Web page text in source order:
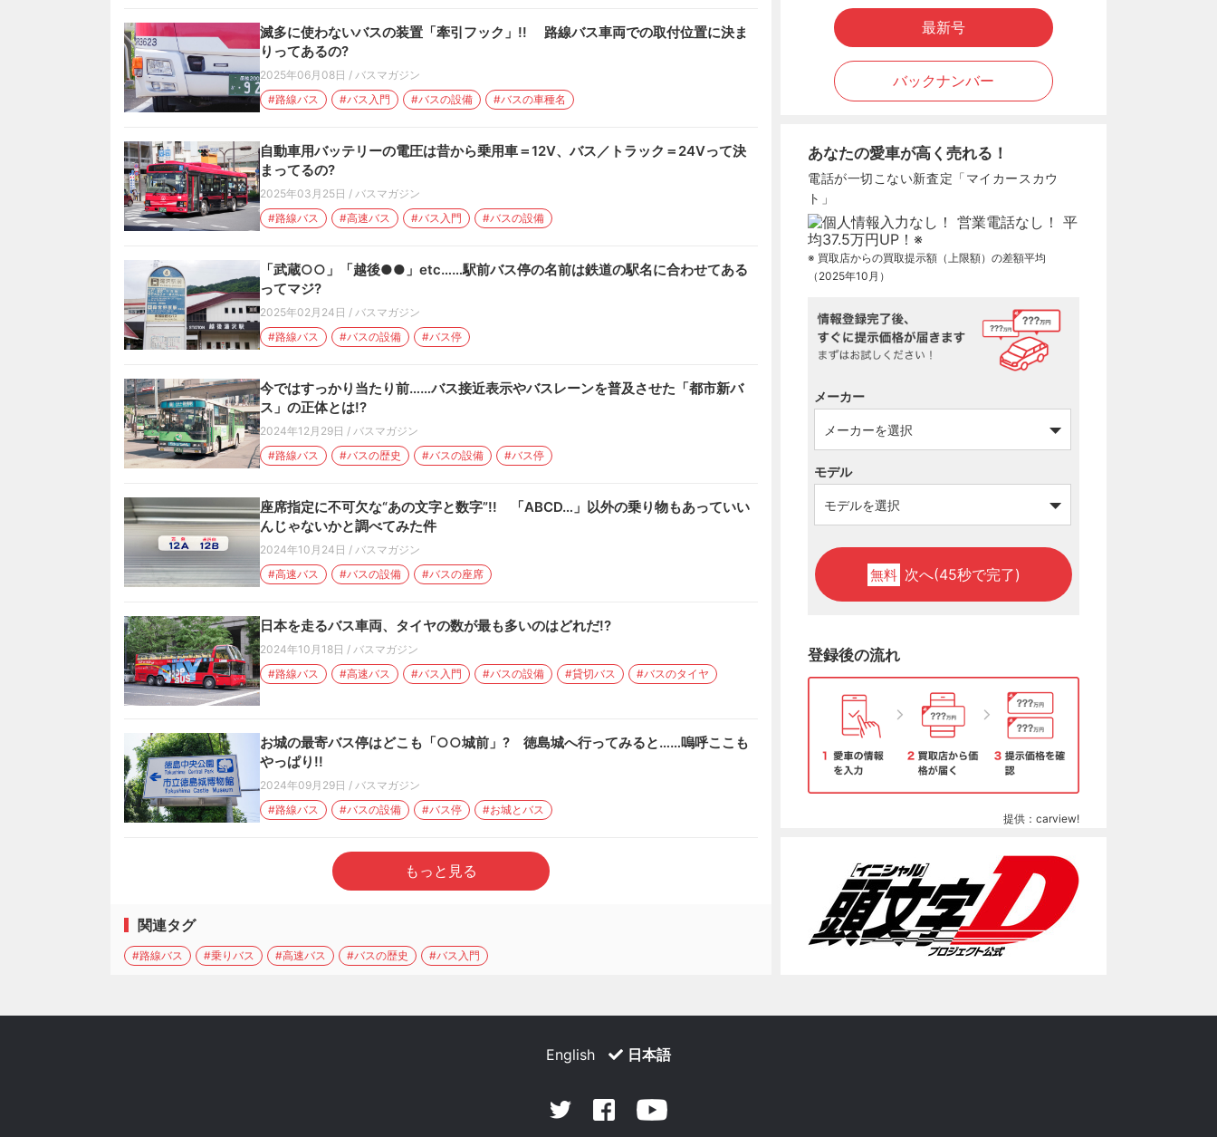
滅多に使わないバスの装置「牽引フック」!! 路線バス車両での取付位置に決ま
りってあるの?
2025年06月08日 / バスマガジン
#路線バス
#バス入門 #バスの設備 #バスの車種名
自動車用バッテリーの電圧は昔から乗用車＝12V、バス／トラック＝24Vって決
まってるの?
2025年03月25日 / バスマガジン
#路線バス
#高速バス #バス入門 #バスの設備
「武蔵○○」「越後●●」etc……駅前バス停の名前は鉄道の駅名に合わせてある
ってマジ?
2025年02月24日 / バスマガジン
#路線バス
#バスの設備 #バス停
今ではすっかり当たり前……バス接近表示やバスレーンを普及させた「都市新バ
ス」の正体とは!?
2024年12月29日 / バスマガジン
#路線バス
#バスの歴史 #バスの設備 #バス停
座席指定に不可欠な“あの文字と数字”!! 「ABCD…」以外の乗り物もあっていい
んじゃないかと調べてみた件
2024年10月24日 / バスマガジン
#高速バス
#バスの設備 #バスの座席
日本を走るバス車両、タイヤの数が最も多いのはどれだ!?
2024年10月18日 / バスマガジン
#路線バス
#高速バス #バス入門 #バスの設備 #貸切バス #バスのタイヤ
お城の最寄バス停はどこも「○○城前」? 徳島城へ行ってみると……嗚呼ここも
やっぱり!!
2024年09月29日 / バスマガジン
#路線バス
#バスの設備 #バス停 #お城とバス
もっと見る
関連タグ
#路線バス #乗りバス #高速バス #バスの歴史 #バス入門
最新号
バックナンバー
あなたの愛車が高く売れる！
電話が一切こない新査定「マイカースカウ
ト」
※ 買取店からの買取提示額（上限額）の差額平均
（2025年10月）
メーカー
モデル
無料 次へ(45秒で完了)
登録後の流れ
提供：carview!
English 日本語
Twitter Facebook